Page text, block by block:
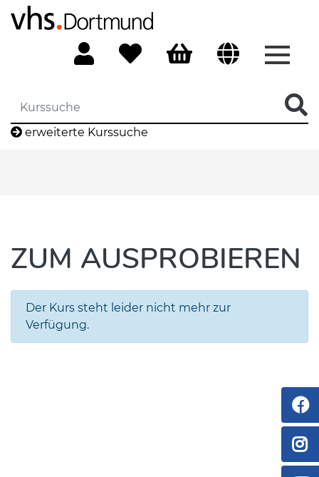
erweiterte Kurssuche
ZUM AUSPROBIEREN
Der Kurs steht leider nicht mehr zur
Verfügung.